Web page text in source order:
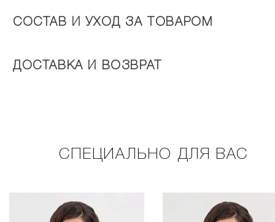
СОСТАВ И УХОД ЗА ТОВАРОМ
ДОСТАВКА И ВОЗВРАТ
СПЕЦИАЛЬНО ДЛЯ ВАС